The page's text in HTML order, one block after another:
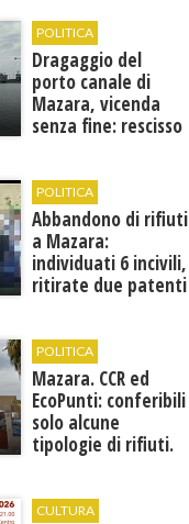
POLITICA
Dragaggio del
porto canale di
Mazara, vicenda
senza fine: rescisso
POLITICA
Abbandono di rifiuti
a Mazara:
individuati 6 incivili,
ritirate due patenti
POLITICA
Mazara. CCR ed
EcoPunti: conferibili
solo alcune
tipologie di rifiuti.
CULTURA